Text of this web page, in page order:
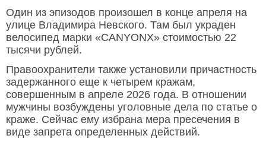
Один из эпизодов произошел в конце апреля на
улице Владимира Невского. Там был украден
велосипед марки «CANYONX» стоимостью 22
тысячи рублей.
Правоохранители также установили причастность
задержанного еще к четырем кражам,
совершенным в апреле 2026 года. В отношении
мужчины возбуждены уголовные дела по статье о
краже. Сейчас ему избрана мера пресечения в
виде запрета определенных действий.